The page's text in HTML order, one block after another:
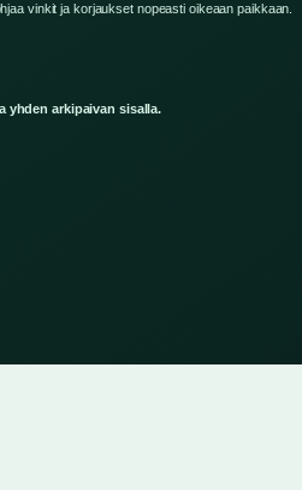
vinkit ja korjaukset nopeasti oikeaan paikkaan.
yhden arkipaivan sisalla.